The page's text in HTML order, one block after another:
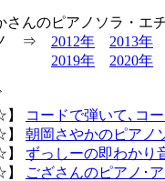
んのピアノソラ・エ
ノ ⇒ 2012年 2013年
2019年
2020年
コードで弾いて､コ
朝岡さやかのピアノ
ずっしーの即わかり
ござさんのピアノ･